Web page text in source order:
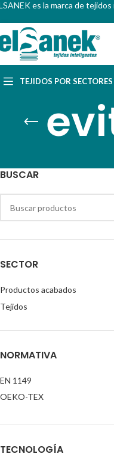
es la marca de
TEJIDOS POR SECTORES
BUSCAR
SECTOR
Productos acabados
Tejidos
NORMATIVA
EN 1149
OEKO-TEX
TECNOLOGÍA